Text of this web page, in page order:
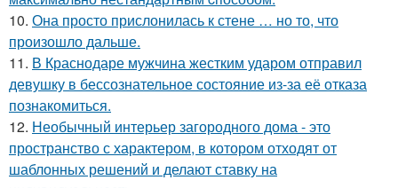
10. Она просто прислонилась к стене … но то, что
произошло дальше.
11. В Краснодаре мужчина жестким ударом отправил
девушку в бессознательное состояние из-за её отказа
познакомиться.
12. Необычный интерьер загородного дома - это
пространство с характером, в котором отходят от
шаблонных решений и делают ставку на